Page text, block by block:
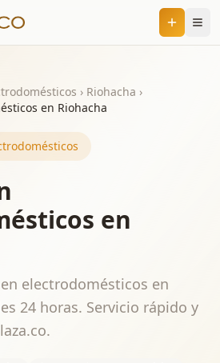
› Riohacha ›
en Riohacha
en
electrodomésticos en
24 horas. Servicio rápido y